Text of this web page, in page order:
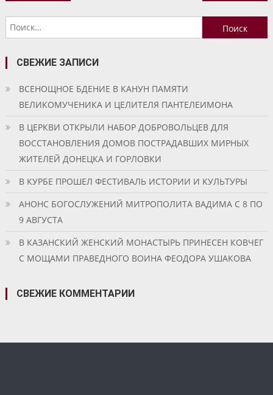
по
записям
Найти:
СВЕЖИЕ ЗАПИСИ
ВСЕНОЩНОЕ БДЕНИЕ В КАНУН ПАМЯТИ
ВЕЛИКОМУЧЕНИКА И ЦЕЛИТЕЛЯ ПАНТЕЛЕИМОНА
В ЦЕРКВИ ОТКРЫЛИ НАБОР ДОБРОВОЛЬЦЕВ ДЛЯ
ВОССТАНОВЛЕНИЯ ДОМОВ ПОСТРАДАВШИХ МИРНЫХ
ЖИТЕЛЕЙ ДОНЕЦКА И ГОРЛОВКИ
В КУРБЕ ПРОШЕЛ ФЕСТИВАЛЬ ИСТОРИИ И КУЛЬТУРЫ
АНОНС БОГОСЛУЖЕНИЙ МИТРОПОЛИТА ВАДИМА С 8 ПО
9 АВГУСТА
В КАЗАНСКИЙ ЖЕНСКИЙ МОНАСТЫРЬ ПРИНЕСЕН КОВЧЕГ
С МОЩАМИ ПРАВЕДНОГО ВОИНА ФЕОДОРА УШАКОВА
СВЕЖИЕ КОММЕНТАРИИ